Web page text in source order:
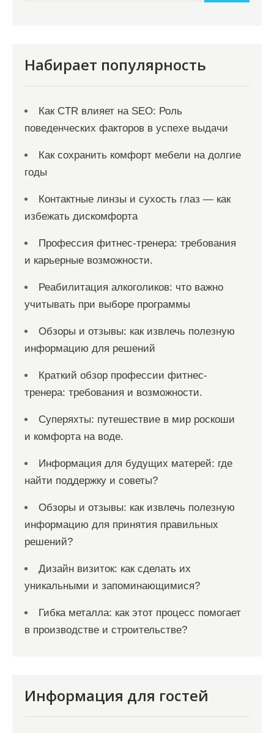
Набирает популярность
Как CTR влияет на SEO: Роль
поведенческих факторов в успехе выдачи
Как сохранить комфорт мебели на долгие
годы
Контактные линзы и сухость глаз — как
избежать дискомфорта
Профессия фитнес-тренера: требования
и карьерные возможности.
Реабилитация алкоголиков: что важно
учитывать при выборе программы
Обзоры и отзывы: как извлечь полезную
информацию для решений
Краткий обзор профессии фитнес-
тренера: требования и возможности.
Суперяхты: путешествие в мир роскоши
и комфорта на воде.
Информация для будущих матерей: где
найти поддержку и советы?
Обзоры и отзывы: как извлечь полезную
информацию для принятия правильных
решений?
Дизайн визиток: как сделать их
уникальными и запоминающимися?
Гибка металла: как этот процесс помогает
в производстве и строительстве?
Информация для гостей